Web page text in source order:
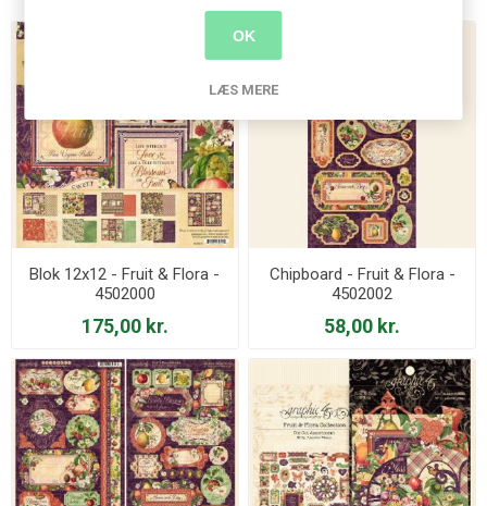
Blok 12x12 - Fruit & Flora -
4502000
175,00 kr.
Chipboard - Fruit & Flora -
4502002
58,00 kr.
OK
LÆS MERE